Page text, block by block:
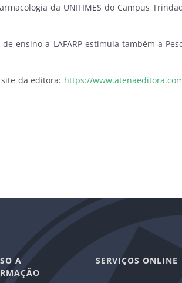
da UNIFIMES do Campus
ensino a LAFARP estimula também a
da editora: https://
A
SERVIÇOS ONLINE